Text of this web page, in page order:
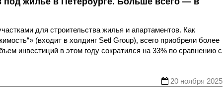
для строительства жилья и апартаментов. Как
(входит в холдинг Setl Group), всего приобрели более
инвестиций в этом году сократился на 33% по сравнению с
20 ноября 2025